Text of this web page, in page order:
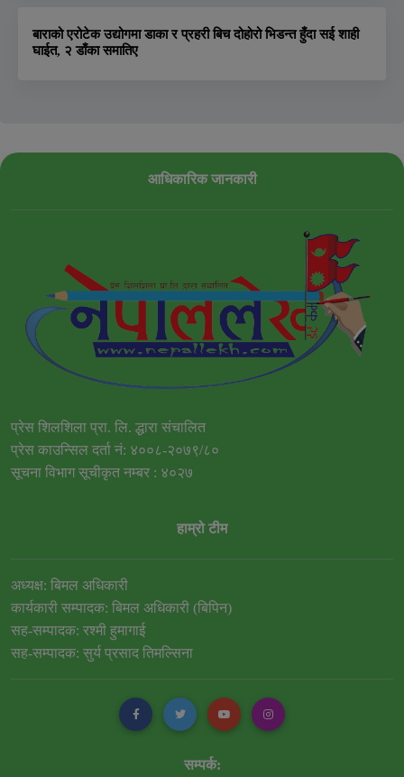
बाराको एरोटेक उद्योगमा डाका र प्रहरी बिच दोहोरो भिडन्त हुँदा सई शाही
घाईत, २ डाँका समातिए
आधिकारिक जानकारी
प्रेस शिलशिला प्रा. लि. द्धारा संचालित
प्रेस काउन्सिल दर्ता नं: ४००८-२०७९/८०
सूचना विभाग सूचीकृत नम्बर : ४०२७
हाम्रो टीम
अध्यक्ष: बिमल अधिकारी
कार्यकारी सम्पादक: बिमल अधिकारी (बिपिन)
सह-सम्पादक: रश्मी हुमागाई
सह-सम्पादक: सुर्य प्रसाद तिमल्सिना
सम्पर्क: